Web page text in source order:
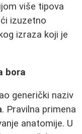
više tipova
izuzetno
izraza koji je
bora
generički naziv
. Pravilna primena
anatomije. U